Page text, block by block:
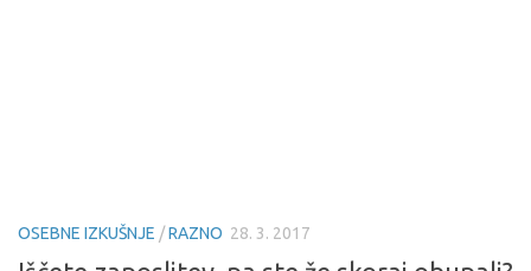
OSEBNE IZKUŠNJE /RAZNO 28. 3. 2017